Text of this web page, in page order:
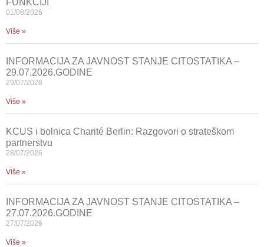
01/08/2026
Više »
INFORMACIJA ZA JAVNOST STANJE CITOSTATIKA –
29.07.2026.GODINE
29/07/2026
Više »
KCUS i bolnica Charité Berlin: Razgovori o strateškom
partnerstvu
28/07/2026
Više »
INFORMACIJA ZA JAVNOST STANJE CITOSTATIKA –
27.07.2026.GODINE
27/07/2026
Više »